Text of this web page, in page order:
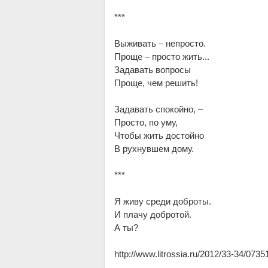
***
Вы­жи­вать – непро­сто.
Про­ще – про­сто жить...
За­да­вать во­про­сы
Про­ще, чем ре­шить!
За­да­вать спо­кой­но, –
Про­сто, по уму,
Что­бы жить до­стой­но
В рух­нув­шем до­му.
***
Я жи­ву сре­ди до­б­ро­ты.
И пла­чу до­б­ро­той.
А ты?
http://www.litrossia.ru/2012/33-34/